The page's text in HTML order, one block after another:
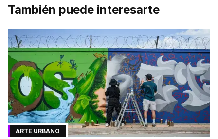
También puede interesarte
ARTE URBANO